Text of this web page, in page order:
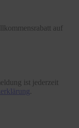
auf
ist jederzeit